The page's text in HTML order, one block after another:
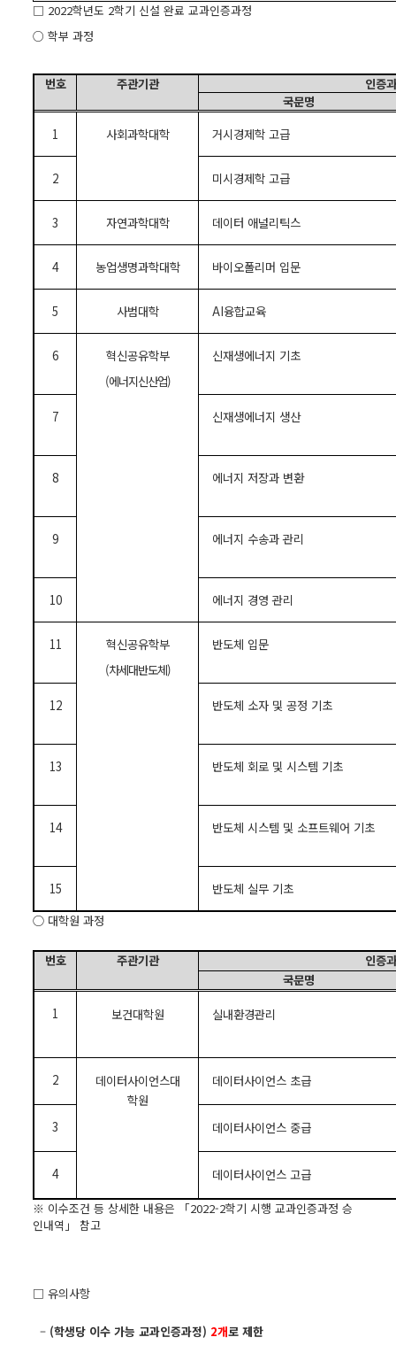
□ 2022학년도 2학기 신설 완료 교과인증과정
○ 학부 과정
번호 주관기관
인증
국문명
1
사회과학대학 거시경제학 고급
2 미시경제학 고급
3 자연과학대학 데이터 애널리틱스
4 농업생명과학대학 바이오폴리머 입문
5 사범대학 AI융합교육
6
혁신공유학부
(에너지신산업)
신재생에너지 기초
7 신재생에너지 생산
8 에너지 저장과 변환
9 에너지 수송과 관리
10 에너지 경영 관리
11
혁신공유학부
(차세대반도체)
반도체 입문
12 반도체 소자 및 공정 기초
13 반도체 회로 및 시스템 기초
14 반도체 시스템 및 소프트웨어 기초
15
반도체 실무 기초
○ 대학원 과정
번호 주관기관
인증
국문명
1
보건대학원 실내환경관리
2
데이터사이언스대
학원
데이터사이언스 초급
3 데이터사이언스 중급
4
데이터사이언스 고급
※ 이수조건 등 상세한 내용은 「2022-2학기 시행 교과인증과정 승
인내역」 참고
□ 유의사항
– (학생당 이수 가능 교과인증과정) 2개로 제한